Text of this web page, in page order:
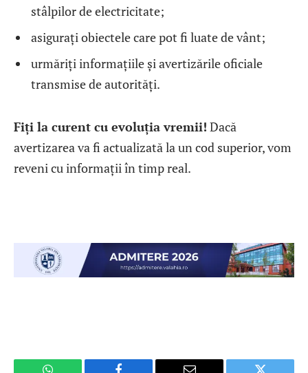
stâlpilor de electricitate;
asigurați obiectele care pot fi luate de vânt;
urmăriți informațiile și avertizările oficiale
transmise de autorități.
Fiți la curent cu evoluția vremii! Dacă
avertizarea va fi actualizată la un cod superior, vom
reveni cu informații în timp real.